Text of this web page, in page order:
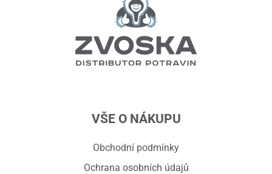
VŠE O NÁKUPU
Obchodní podmínky
Ochrana osobních údajů